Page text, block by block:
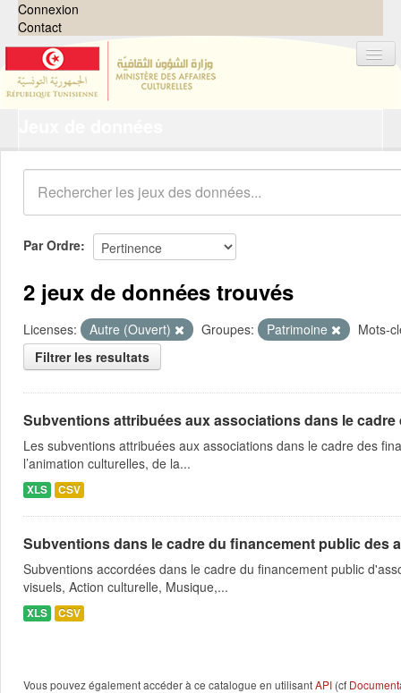
Connexion
Contact
Organisations
Groupes
Demandes 0
À propos
Par Ordre
2 jeux de données trouvés
Licenses: Autre (Ouvert) Groupes: Patrimoine
Mots-
Filtrer les resultats
Subventions attribuées aux associations dans le
Les subventions attribuées aux associations dans le cadre des
l’animation culturelles, de la...
XLS CSV
Subventions dans le cadre du financement public des
Subventions accordées dans le cadre du financement public
visuels, Action culturelle, Musique,...
XLS CSV
Vous pouvez également accéder à ce catalogue en utilisantAPI (cf